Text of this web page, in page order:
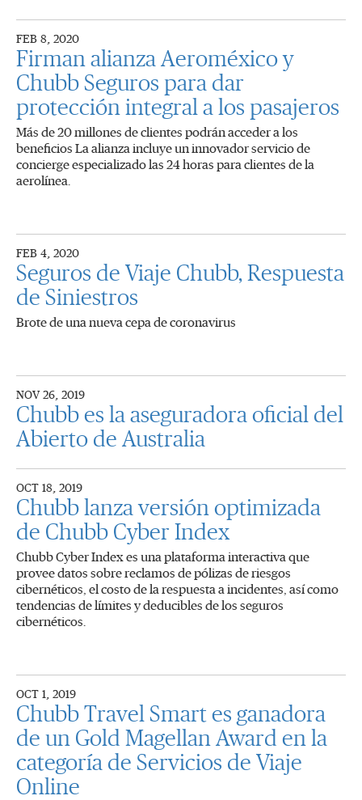
FEB 8, 2020
Firman alianza Aeroméxico y
Chubb Seguros para dar
protección integral a los pasajeros
Más de 20 millones de clientes podrán acceder a los
beneficios La alianza incluye un innovador servicio de
concierge especializado las 24 horas para clientes de la
aerolínea.
FEB 4, 2020
Seguros de Viaje Chubb, Respuesta
de Siniestros
Brote de una nueva cepa de coronavirus
NOV 26, 2019
Chubb es la aseguradora oficial del
Abierto de Australia
OCT 18, 2019
Chubb lanza versión optimizada
de Chubb Cyber Index
Chubb Cyber Index es una plataforma interactiva que
provee datos sobre reclamos de pólizas de riesgos
cibernéticos, el costo de la respuesta a incidentes, así como
tendencias de límites y deducibles de los seguros
cibernéticos.
OCT 1, 2019
Chubb Travel Smart es ganadora
de un Gold Magellan Award en la
categoría de Servicios de Viaje
Online